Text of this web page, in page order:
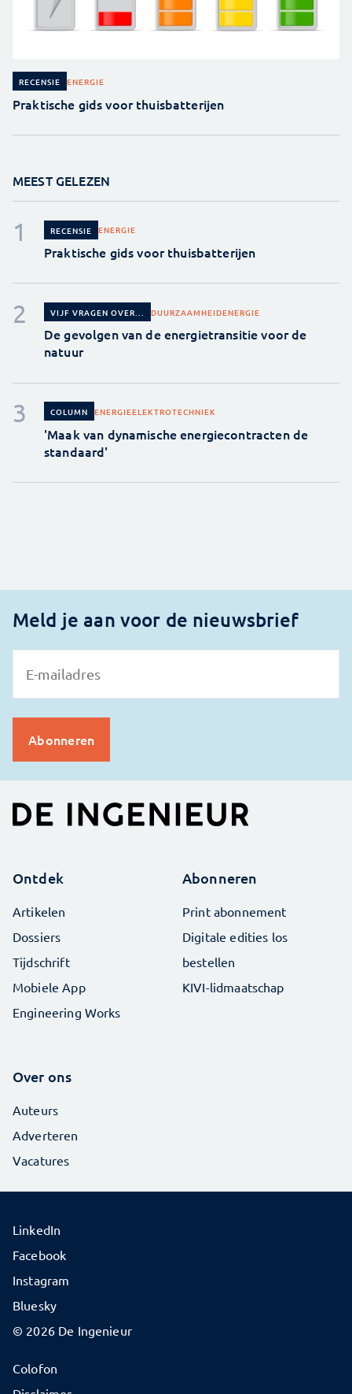
RECENSIE ENERGIE
Praktische gids voor thuisbatterijen
MEEST GELEZEN
RECENSIE ENERGIE
Praktische gids voor thuisbatterijen
VIJF VRAGEN OVER... DUURZAAMHEIDENERGIE
De gevolgen van de energietransitie voor de
natuur
COLUMN ENERGIEELEKTROTECHNIEK
'Maak van dynamische energiecontracten de
standaard'
Meld je aan voor de nieuwsbrief
Ontdek
Artikelen
Dossiers
Tijdschrift
Mobiele App
Engineering Works
Abonneren
Print abonnement
Digitale edities los
bestellen
KIVI-lidmaatschap
Over ons
Auteurs
Adverteren
Vacatures
© 2026 De Ingenieur
Colofon
LinkedIn
Facebook
Instagram
Bluesky